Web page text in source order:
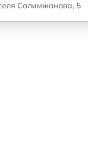
Салимжанова, 5